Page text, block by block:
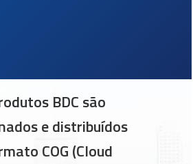
BDC são
e distribuídos
COG (Cloud